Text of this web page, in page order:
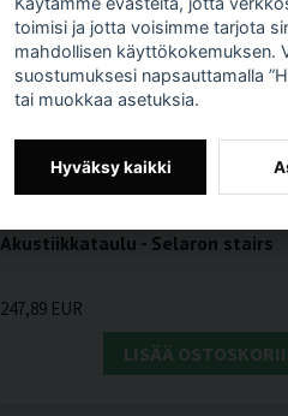
Akustiikkataulu - Selaron stairs
247,89 EUR
LISÄÄ
toimisi ja jotta voisimme tarjota
mahdollisen käyttökokemuksen.
suostumuksesi napsauttamalla
tai muokkaa asetuksia.
Hyväksy kaikki